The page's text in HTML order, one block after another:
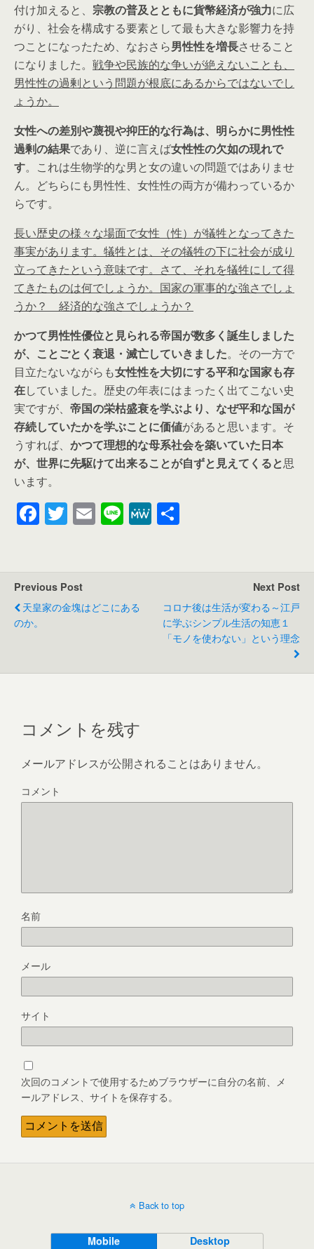
付け加えると、 宗教の普及とともに貨幣経済が強力に広
がり、社会を構成する要素として最も大きな影響力を持
つことになったため、なおさら男性性を増長させること
になりました。 戦争や民族的な争いが絶えないことも、
男性性の過剰という問題が根底にあるからではないでし
ょうか。
女性への差別や蔑視や抑圧的な行為は、明らかに男性性
過剰の結果であり、逆に言えば女性性の欠如の現れで
す。これは生物学的な男と女の違いの問題ではありませ
ん。どちらにも男性性、女性性の両方が備わっているか
らです。
長い歴史の様々な場面で女性（性）が犠牲となってきた
事実があります。犠牲とは、その犠牲の下に社会が成り
立ってきたという意味です。さて、それを犠牲にして得
てきたものは何でしょうか。国家の軍事的な強さでしょ
うか？ 経済的な強さでしょうか？
かつて男性性優位と見られる帝国が数多く誕生しました
が、ことごとく衰退・滅亡していきました。その一方で
目立たないながらも女性性を大切にする平和な国家も存
在していました。歴史の年表にはまったく出てこない史
実ですが、 帝国の栄枯盛衰を学ぶより、なぜ平和な国が
存続していたかを学ぶことに価値があると思います。そ
うすれば、 かつて理想的な母系社会を築いていた日本
が、世界に先駆けて出来ることが自ずと見えてくると思
います。
F
a
e
b
k
T
wi
er
E
m
Li
n
M
e
Previous Post
天皇家の金塊はどこにある
のか。
Next Post
コロナ後は生活が変わる～江戸
に学ぶシンプル生活の知恵１
「モノを使わない」という理念
コメントを残す
メールアドレスが公開されることはありません。
コメント
名前
メール
サイト
次回のコメントで使用するためブラウザーに自分の名前、メ
ールアドレス、サイトを保存する。
Back to top
Mobile Desktop